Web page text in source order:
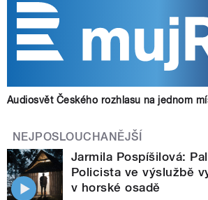
Audiosvět Českého rozhlasu na jednom
NEJPOSLOUCHANĚJŠÍ
Jarmila Pospíšilová:
Policista ve výslužbě
v horské osadě